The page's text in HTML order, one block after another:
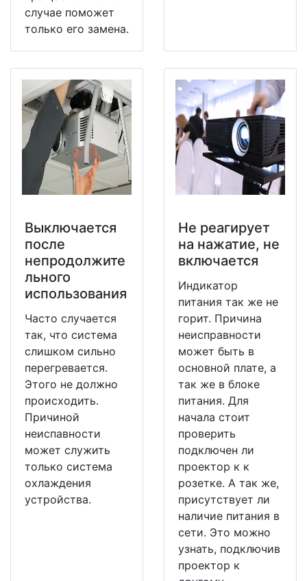
случае поможет
только его замена.
Выключается
после
непродолжите
льного
использования
Часто случается
так, что система
слишком сильно
перегревается.
Этого не должно
происходить.
Причиной
неиспавности
может служить
только система
охлаждения
устройства.
Не реагирует
на нажатие, не
включается
Индикатор
питания так же не
горит. Причина
неисправности
может быть в
основной плате, а
так же в блоке
питания. Для
начала стоит
проверить
подключен ли
проектор к к
розетке. А так же,
присутствует ли
наличие питания в
сети. Это можно
узнать, подключив
проектор к